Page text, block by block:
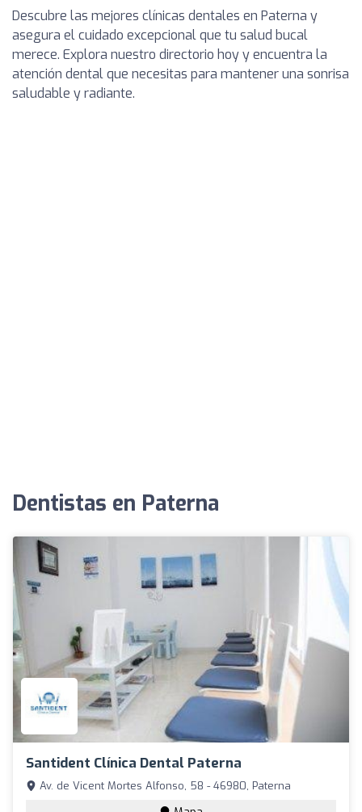
Descubre las mejores clínicas dentales en Paterna y
asegura el cuidado excepcional que tu salud bucal
merece. Explora nuestro directorio hoy y encuentra la
atención dental que necesitas para mantener una sonrisa
saludable y radiante.
Dentistas en Paterna
Santident Clínica Dental Paterna
Av. de Vicent Mortes Alfonso, 58 - 46980, Paterna